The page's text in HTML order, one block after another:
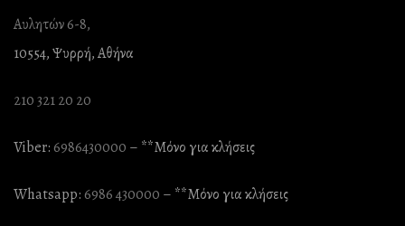
Αυλητών 6-8,
10554, Ψυρρή, Αθήνα
210 321 20 20
Viber:6986430000 – **Mόνο για κλήσεις
Whatsapp:6986 430000 – **Mόνο για κλήσεις